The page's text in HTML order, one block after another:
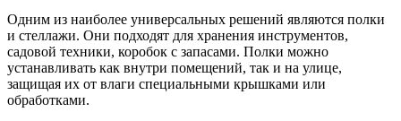
Одним из наиболее универсальных решений являются полки
и стеллажи. Они подходят для хранения инструментов,
садовой техники, коробок с запасами. Полки можно
устанавливать как внутри помещений, так и на улице,
защищая их от влаги специальными крышками или
обработками.